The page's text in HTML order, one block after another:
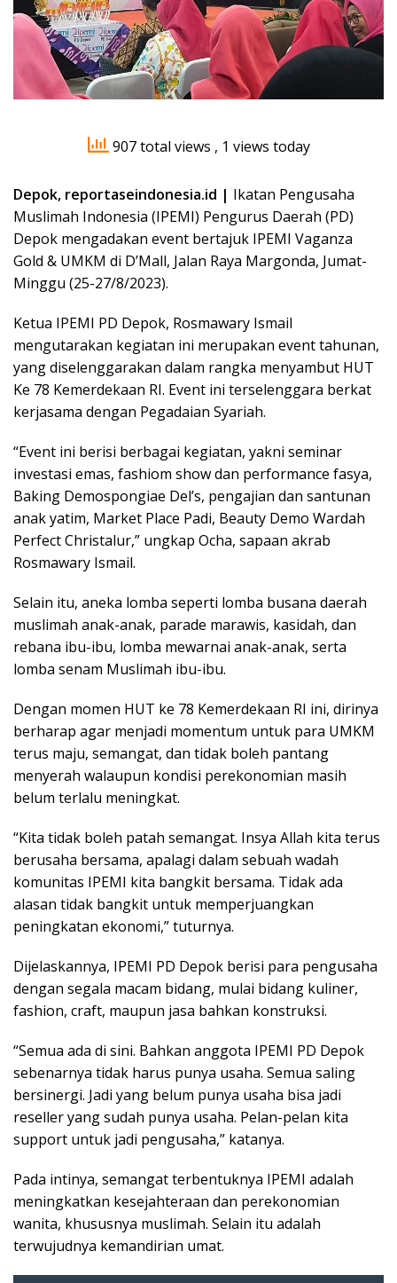
907 total views , 1 views today
Depok, reportaseindonesia.id | Ikatan Pengusaha
Muslimah Indonesia (IPEMI) Pengurus Daerah (PD)
Depok mengadakan event bertajuk IPEMI Vaganza
Gold & UMKM di D’Mall, Jalan Raya Margonda, Jumat-
Minggu (25-27/8/2023).
Ketua IPEMI PD Depok, Rosmawary Ismail
mengutarakan kegiatan ini merupakan event tahunan,
yang diselenggarakan dalam rangka menyambut HUT
Ke 78 Kemerdekaan RI. Event ini terselenggara berkat
kerjasama dengan Pegadaian Syariah.
“Event ini berisi berbagai kegiatan, yakni seminar
investasi emas, fashiom show dan performance fasya,
Baking Demospongiae Del’s, pengajian dan santunan
anak yatim, Market Place Padi, Beauty Demo Wardah
Perfect Christalur,” ungkap Ocha, sapaan akrab
Rosmawary Ismail.
Selain itu, aneka lomba seperti lomba busana daerah
muslimah anak-anak, parade marawis, kasidah, dan
rebana ibu-ibu, lomba mewarnai anak-anak, serta
lomba senam Muslimah ibu-ibu.
Dengan momen HUT ke 78 Kemerdekaan RI ini, dirinya
berharap agar menjadi momentum untuk para UMKM
terus maju, semangat, dan tidak boleh pantang
menyerah walaupun kondisi perekonomian masih
belum terlalu meningkat.
“Kita tidak boleh patah semangat. Insya Allah kita terus
berusaha bersama, apalagi dalam sebuah wadah
komunitas IPEMI kita bangkit bersama. Tidak ada
alasan tidak bangkit untuk memperjuangkan
peningkatan ekonomi,” tuturnya.
Dijelaskannya, IPEMI PD Depok berisi para pengusaha
dengan segala macam bidang, mulai bidang kuliner,
fashion, craft, maupun jasa bahkan konstruksi.
“Semua ada di sini. Bahkan anggota IPEMI PD Depok
sebenarnya tidak harus punya usaha. Semua saling
bersinergi. Jadi yang belum punya usaha bisa jadi
reseller yang sudah punya usaha. Pelan-pelan kita
support untuk jadi pengusaha,” katanya.
Pada intinya, semangat terbentuknya IPEMI adalah
meningkatkan kesejahteraan dan perekonomian
wanita, khususnya muslimah. Selain itu adalah
terwujudnya kemandirian umat.